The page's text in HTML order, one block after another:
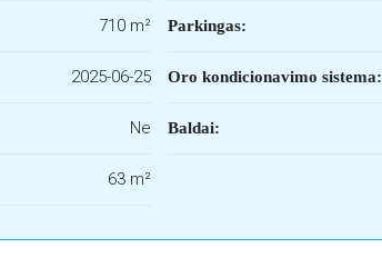
710 m²
2025-06-25
Ne
63 m²
Parkingas:
Oro kondicionavimo sistema:
Baldai: